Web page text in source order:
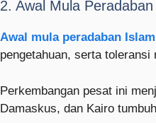
2. Awal Mula
Awal mula peradaban Islam
pengetahuan, serta
Perkembangan pesat ini
Damaskus, dan Kairo